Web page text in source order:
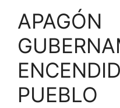
APAGÓN
PUEBLO